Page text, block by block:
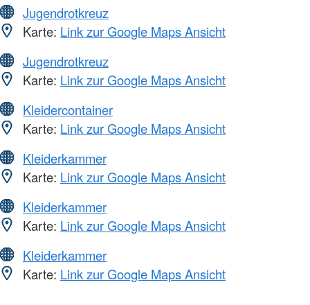
Jugendrotkreuz
Karte: Link zur Google Maps Ansicht
Jugendrotkreuz
Karte: Link zur Google Maps Ansicht
Kleidercontainer
Karte: Link zur Google Maps Ansicht
Kleiderkammer
Karte: Link zur Google Maps Ansicht
Kleiderkammer
Karte: Link zur Google Maps Ansicht
Kleiderkammer
Karte: Link zur Google Maps Ansicht